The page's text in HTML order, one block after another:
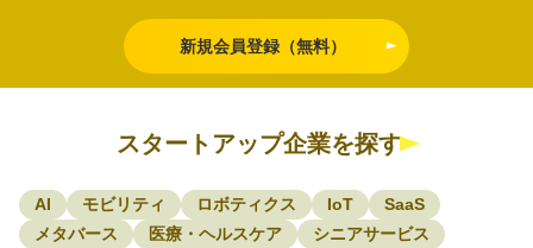
新規会員登録（無料）
スタートアップ企業を探す
AI モビリティ ロボティクス IoT
SaaS
メタバース
医療・ヘルスケア
シニアサービス